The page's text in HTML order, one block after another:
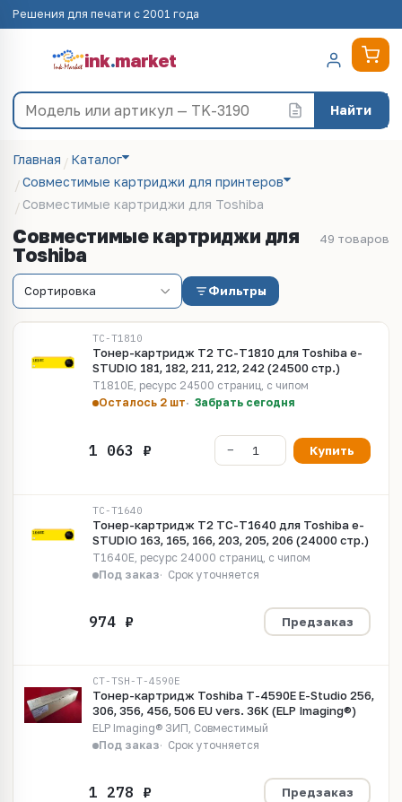
Решения для печати с 2001 года
ink.market
Найти
Главная
Каталог
Совместимые картриджи для принтеров
Совместимые картриджи для Toshiba
Совместимые картриджи для
Toshiba
49 товаров
Фильтры
TC-T1810
Тонер-картридж T2 TC-T1810 для Toshiba e-
STUDIO 181, 182, 211, 212, 242 (24500 стр.)
T1810E, ресурс 24500 страниц, с чипом
Осталось 2 шт
Забрать сегодня
Купить
TC-T1640
Тонер-картридж T2 TC-T1640 для Toshiba e-
STUDIO 163, 165, 166, 203, 205, 206 (24000 стр.)
T1640E, ресурс 24000 страниц, с чипом
Под заказ
Срок уточняется
Предзаказ
CT-TSH-T-4590E
Тонер-картридж Toshiba T-4590E E-Studio 256,
306, 356, 456, 506 EU vers. 36К (ELP Imaging®)
ELP Imaging® ЗИП, Совместимый
Под заказ
Срок уточняется
Предзаказ